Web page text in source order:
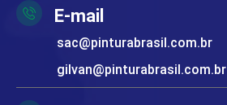
E-mail
sac@pinturabrasil.com.br
gilvan@pinturabrasil.com.br